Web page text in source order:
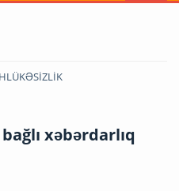
xəbərdarlıq